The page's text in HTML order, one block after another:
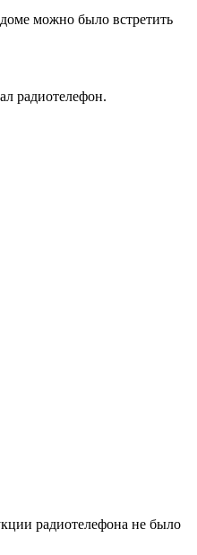
можно было встретить
радиотелефон.
радиотелефона не было